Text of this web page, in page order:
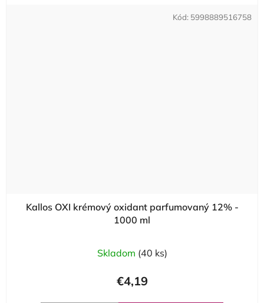
Kallos OXI krémový oxidant parfumovaný 12% -
1000 ml
Skladom (40 ks)
€4,19
Kód: 5998889516758